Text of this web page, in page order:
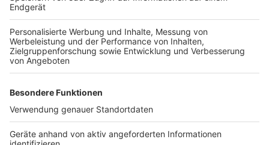
"Directors-Cut" - die Original-Telefonate in längerer
"Opfern" über die Telefonate aus den letzten zwei
Jahrzehnten unterhalten. Wir erfahren auch, wie es ihm
dabei ergangen ist und wobei er selbst mal ins
bitte nicht erschrecken, wenn dabei das Telefon
klingelt. Es muss ja nicht unbedingt Elvis Eifel dran
sein.